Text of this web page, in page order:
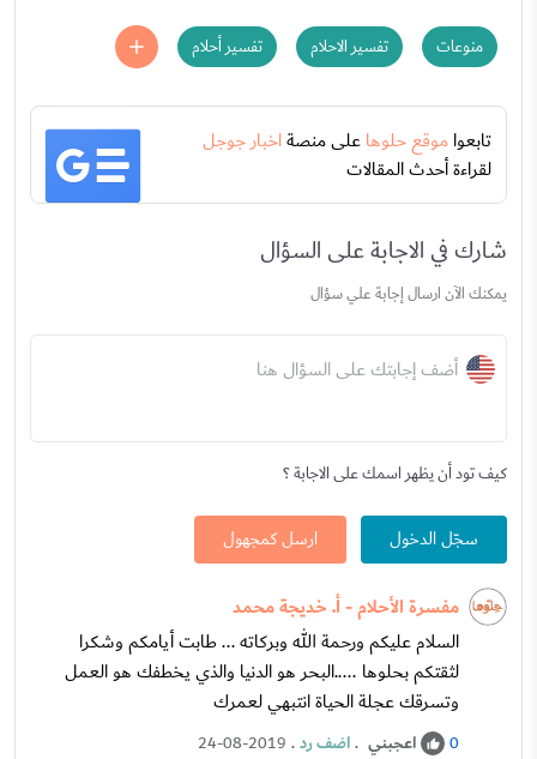
منوعات تفسير الاحلام تفسير أحلام
تابعواموقع حلوهاعلى منصةاخبار جوجل
لقراءة أحدث المقالات
شارك في الاجابة على السؤال
يمكنك الآن ارسال إجابة علي سؤال
أضف إجابتك على السؤال هنا
كيف تود أن يظهر اسمك على الاجابة ؟
سجّل الدخول ارسل كمجهول
مفسرة الأحلام - أ. خديجة محمد
السلام عليكم ورحمة الله وبركاته ... طابت أيامكم وشكرا
لثقتكم بحلوها .....البحر هو الدنيا والذي يخطفك هو العمل
وتسرقك عجلة الحياة انتبهي لعمرك
0 اعجبني .اضف رد.
24-08-2019